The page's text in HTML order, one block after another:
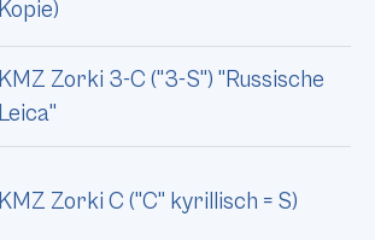
Kopie)
KMZ Zorki 3-C ("3-S") "Russische
Leica"
KMZ Zorki C ("C" kyrillisch = S)